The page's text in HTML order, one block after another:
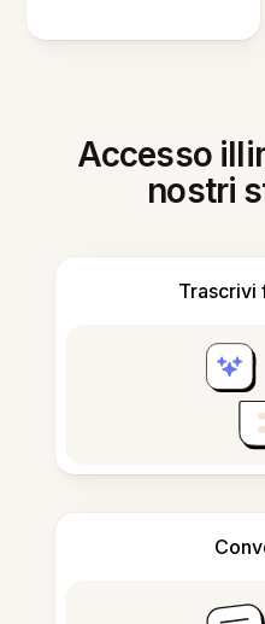
Accesso
nostri
Trascrivi